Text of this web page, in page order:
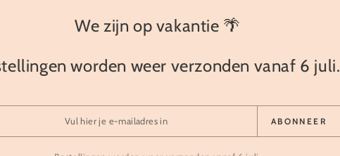
Beste kwaliteit
van premium materiaal
Klant is koning(in)
professioneel advies
We zijn op vakantie 🌴
worden weer verzonden vanaf 6 juli.
ABONNEER